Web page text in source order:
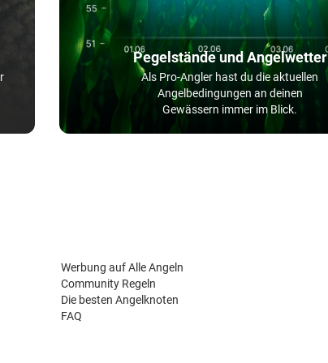
Pegelstände und Angelwetter
Als Pro-Angler hast du die aktuellen
Angelbedingungen an deinen
Gewässern immer im Blick.
Werbung auf Alle Angeln
Community Regeln
Die besten Angelknoten
FAQ